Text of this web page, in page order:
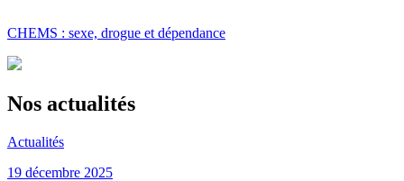
CHEMS : sexe, drogue et dépendance
Nos actualités
Actualités
19 décembre 2025